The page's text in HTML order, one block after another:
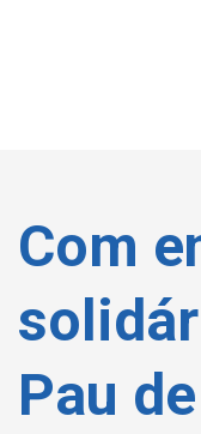
Com
Pau